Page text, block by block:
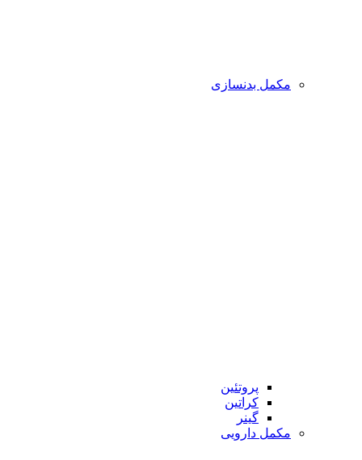
مکمل بدنسازی
پروتئین
کراتین
گینر
مکمل دارویی